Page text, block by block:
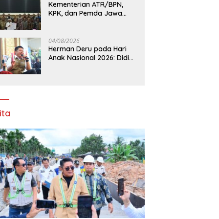
Kementerian ATR/BPN,
KPK, dan Pemda Jawa
serta Penguatan Ekonomi
Daerah
04/08/2026
Herman Deru pada Hari
Anak Nasional 2026: Didik